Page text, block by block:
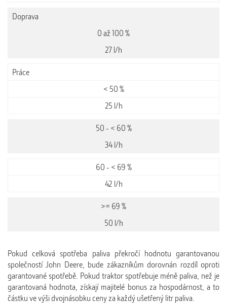
Doprava
0 až 100 %
27 l/h
Práce
< 50 %
25 l/h
50 - < 60 %
34 l/h
60 - < 69 %
42 l/h
>= 69 %
50 l/h
Pokud celková spotřeba paliva překročí hodnotu garantovanou
společností John Deere, bude zákazníkům dorovnán rozdíl oproti
garantované spotřebě. Pokud traktor spotřebuje méně paliva, než je
garantovaná hodnota, získají majitelé bonus za hospodárnost, a to
částku ve výši dvojnásobku ceny za každý ušetřený litr paliva.